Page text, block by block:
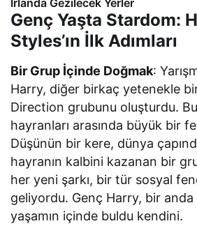
Genç Yaşta Stardom:
Styles’ın İlk Adımları
Bir Grup İçinde Doğmak:
Harry, diğer birkaç yetenekle
Direction grubunu oluşturdu.
hayranları arasında büyük bir
Düşünün bir kere, dünya
hayranın kalbini kazanan bir
her yeni şarkı, bir tür sosyal
geliyordu. Genç Harry, bir
yaşamın içinde buldu kendini.